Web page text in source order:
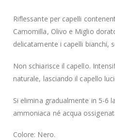
Riflessante per capelli
Camomilla, Olivo e Miglio
delicatamente i capelli bianchi,
Non schiarisce il capello.
naturale, lasciando il capello
Si elimina gradualmente in 5-6
ammoniaca né acqua
Colore: Nero.